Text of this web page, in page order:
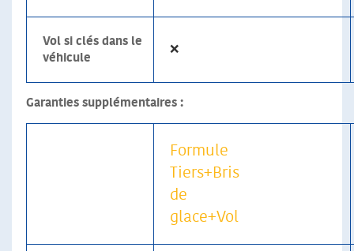
Vol si clés dans le
véhicule
❌
Garanties supplémentaires :
Formule
Tiers+Bris
de
glace+Vol